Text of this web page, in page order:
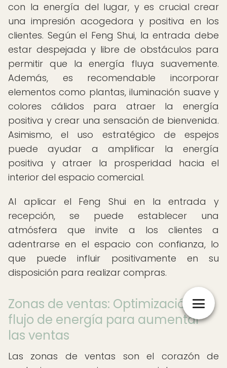
con la energía del lugar, y es crucial crear
una impresión acogedora y positiva en los
clientes. Según el Feng Shui, la entrada debe
estar despejada y libre de obstáculos para
permitir que la energía fluya suavemente.
Además, es recomendable incorporar
elementos como plantas, iluminación suave y
colores cálidos para atraer la energía
positiva y crear una sensación de bienvenida.
Asimismo, el uso estratégico de espejos
puede ayudar a amplificar la energía
positiva y atraer la prosperidad hacia el
interior del espacio comercial.
Al aplicar el Feng Shui en la entrada y
recepción, se puede establecer una
atmósfera que invite a los clientes a
adentrarse en el espacio con confianza, lo
que puede influir positivamente en su
disposición para realizar compras.
Zonas de ventas: Optimización del
flujo de energía para aumentar
las ventas
Las zonas de ventas son el corazón de